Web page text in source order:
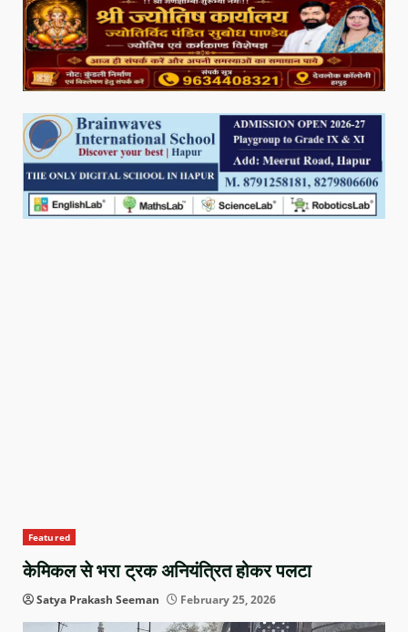
Featured
केमिकल से भरा ट्रक अनियंत्रित होकर पलटा
Satya Prakash Seeman February 25, 2026